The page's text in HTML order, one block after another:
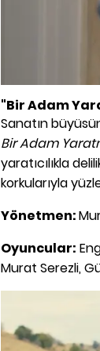
"Bir Adam
Sanatın
Bir Adam
yaratıcılıkla
korkularıyla
Yönetmen:
Oyuncular:
Murat Serezli,